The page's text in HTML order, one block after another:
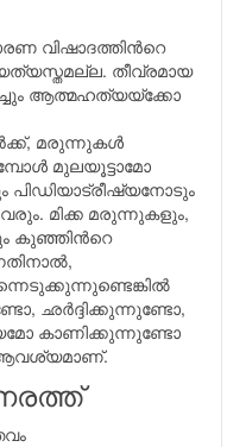
വിഷാദത്തിന്‍റെ
തീവ്രമായ
ആത്മഹത്യയ്ക്കോ
മരുന്നുകള്‍
മുലയൂട്ടാമോ
പിഡിയാട്രീഷ്യനോടും
മിക്ക മരുന്നുകളും,
കുഞ്ഞിന്‍റെ
ഛര്‍ദ്ദിക്കുന്നുണ്ടോ,
കാണിക്കുന്നുണ്ടോ
ആവശ്യമാണ്‌.